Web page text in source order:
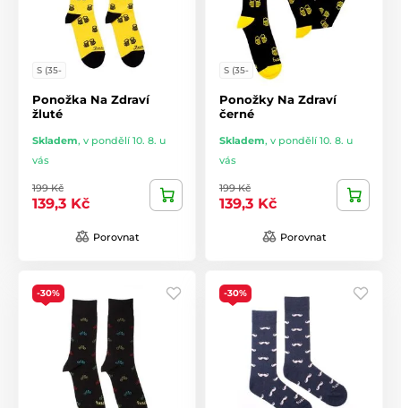
S (35-
Ponožka Na Zdraví
žluté
Skladem, v pondělí 10. 8. u
vás
199 Kč
139,3 Kč
Porovnat
S (35-
Ponožky Na Zdraví
černé
Skladem, v pondělí 10. 8. u
vás
199 Kč
139,3 Kč
Porovnat
-30% -30%